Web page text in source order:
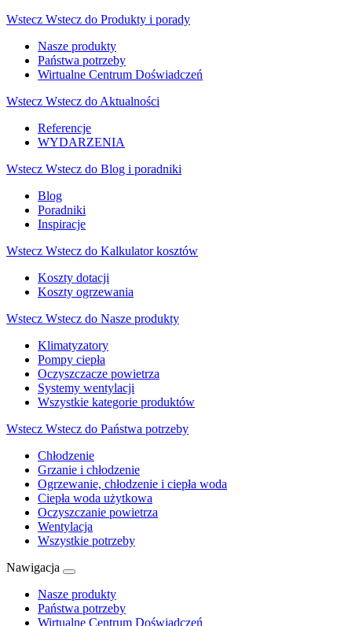
Wstecz Wstecz do Produkty i porady
Nasze produkty
Państwa potrzeby
Wirtualne Centrum Doświadczeń
Wstecz Wstecz do Aktualności
Referencje
WYDARZENIA
Wstecz Wstecz do Blog i poradniki
Blog
Poradniki
Inspiracje
Wstecz Wstecz do Kalkulator kosztów
Koszty dotacji
Koszty ogrzewania
Wstecz Wstecz do Nasze produkty
Klimatyzatory
Pompy ciepła
Oczyszczacze powietrza
Systemy wentylacji
Wszystkie kategorie produktów
Wstecz Wstecz do Państwa potrzeby
Chłodzenie
Grzanie i chłodzenie
Ogrzewanie, chłodzenie i ciepła woda
Ciepła woda użytkowa
Oczyszczanie powietrza
Wentylacja
Wszystkie potrzeby
Nawigacja
Nasze produkty
Państwa potrzeby
Wirtualne Centrum Doświadczeń